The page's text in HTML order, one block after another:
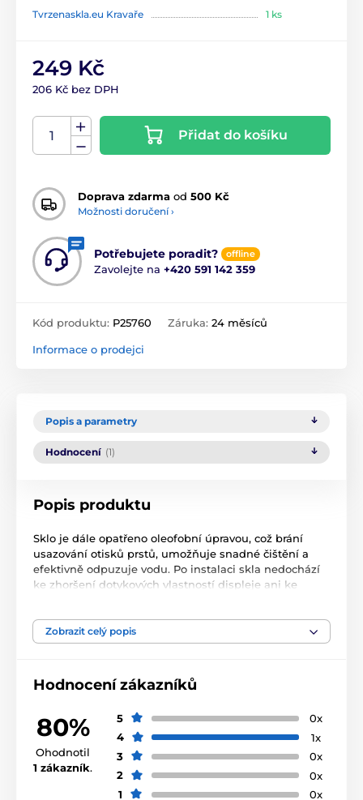
Tvrzenaskla.eu Kravaře
1 ks
249 Kč
206 Kč bez DPH
Přidat do košíku
Doprava zdarma od 500 Kč
Možnosti doručení ›
Potřebujete poradit? offline
Zavolejte na +420 591 142 359
Kód produktu: P25760 Záruka: 24 měsíců
Informace o prodejci
Popis a parametry
Hodnocení (1)
Popis produktu
Sklo je dále opatřeno oleofobní úpravou, což brání
usazování otisků prstů, umožňuje snadné čištění a
efektivně odpuzuje vodu. Po instalaci skla nedochází
ke zhoršení dotykových vlastností displeje ani ke
displeje, mikrovláknový hadřík pro dokonalý lesk před
instalací a i následně při používání telefonu s již
My v Tactical máme rádi přírodu, a proto jsou všechny
recyklovaného papíru, minimalizujíc tak negativní
dopad na životní prostředí. Myslete takticky a buďte
ECO!
Zobrazit celý popis
Hodnocení zákazníků
80%
Ohodnotil
1 zákazník.
5
0x
4
1x
3
0x
2
0x
1
0x